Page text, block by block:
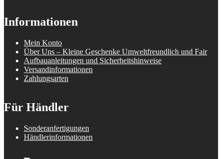
Informationen
Mein Konto
Über Uns – Kleine Geschenke Umweltfreundlich und Fair
Aufbauanleitungen und Sicherheitshinweise
Versandinformationen
Zahlungsarten
Für Händler
Sonderanfertigungen
Händlerinformationen